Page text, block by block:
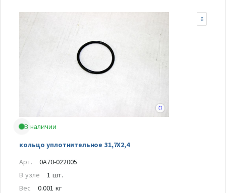
В наличии
кольцо уплотнительное 31,7X2,4
6
Арт.
0A70-022005
В узле
1 шт.
Вес
0.001 кг